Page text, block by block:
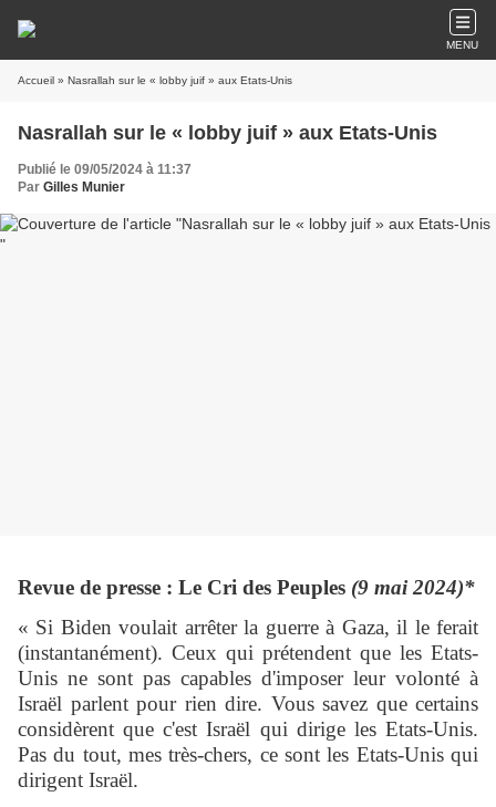
MENU
Accueil » Nasrallah sur le « lobby juif » aux Etats-Unis
Nasrallah sur le « lobby juif » aux Etats-Unis
Publié le 09/05/2024 à 11:37
Par Gilles Munier
Revue de presse : Le Cri des Peuples (9 mai 2024)*
« Si Biden voulait arrêter la guerre à Gaza, il le ferait
(instantanément). Ceux qui prétendent que les Etats-
Unis ne sont pas capables d'imposer leur volonté à
Israël parlent pour rien dire. Vous savez que certains
considèrent que c'est Israël qui dirige les Etats-Unis.
Pas du tout, mes très-chers, ce sont les Etats-Unis qui
dirigent Israël.